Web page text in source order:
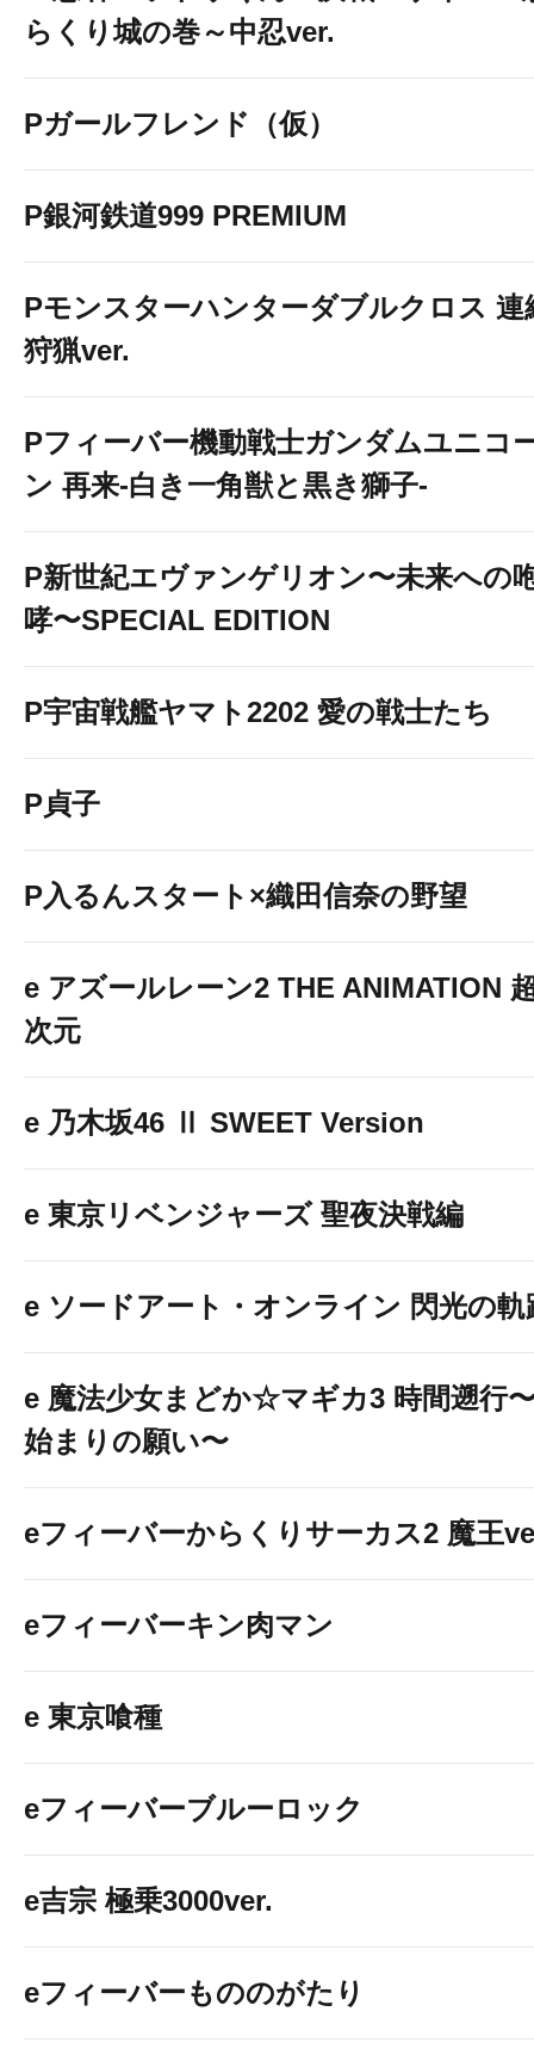
らくり城の巻～中忍ver.
Pガールフレンド（仮）
P銀河鉄道999 PREMIUM
Pモンスターハンターダブルクロス 連
狩猟ver.
Pフィーバー機動戦士ガンダムユニコ
ン 再来-白き一角獣と黒き獅子-
P新世紀エヴァンゲリオン〜未来への
哮〜SPECIAL EDITION
P宇宙戦艦ヤマト2202 愛の戦士たち
P貞子
P入るんスタート×織田信奈の野望
e アズールレーン2 THE ANIMATION
次元
e 乃木坂46 Ⅱ SWEET Version
e 東京リベンジャーズ 聖夜決戦編
e ソードアート・オンライン 閃光の軌
e 魔法少女まどか☆マギカ3 時間遡行
始まりの願い〜
eフィーバーからくりサーカス2 魔王
eフィーバーキン肉マン
e 東京喰種
eフィーバーブルーロック
e吉宗 極乗3000ver.
eフィーバーもののがたり